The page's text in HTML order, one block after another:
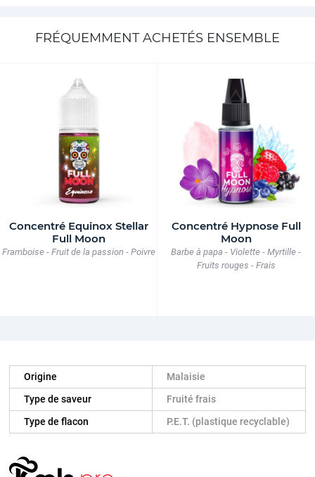
FRÉQUEMMENT ACHETÉS ENSEMBLE
Concentré Equinox Stellar
Full Moon
Framboise - Fruit de la passion - Poivre
Concentré Hypnose Full
Moon
Barbe à papa - Violette - Myrtille -
Fruits rouges - Frais
Origine
Malaisie
Type de saveur
Fruité frais
Type de flacon
P.E.T. (plastique recyclable)